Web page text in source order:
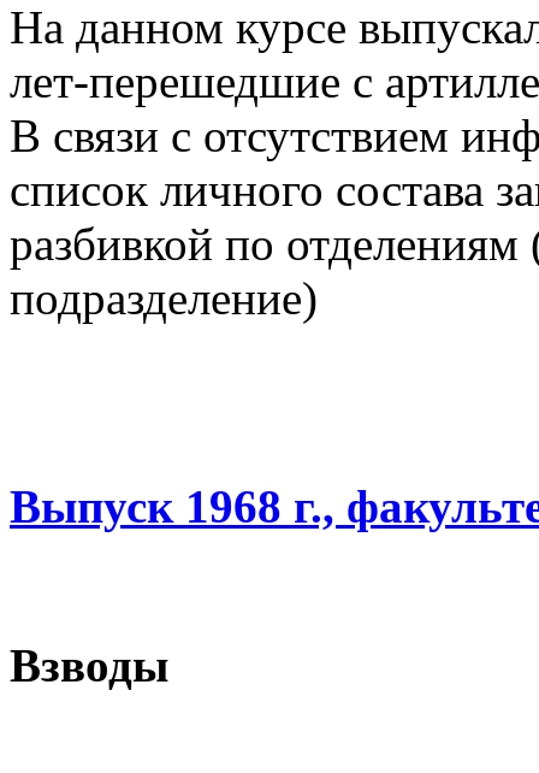
На данном курсе
лет-перешедшие с
В связи с отсутствием
список личного состава
разбивкой по отделениям
подразделение)
Выпуск 1968 г.,
Взводы